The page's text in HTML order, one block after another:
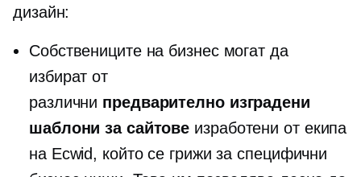
дизайн:
Собствениците на бизнес могат да
избират от
различни предварително изградени
шаблони за сайтове изработени от екипа
на Ecwid, който се грижи за специфични